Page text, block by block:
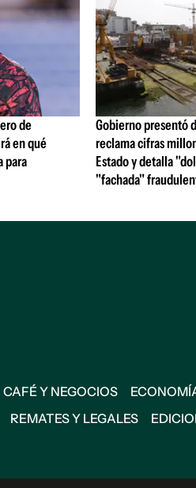
de
en qué
para
Gobierno presentó
reclama cifras
Estado y detalla
"fachada"
CAFÉ Y NEGOCIOS
REMATES Y LEGALES